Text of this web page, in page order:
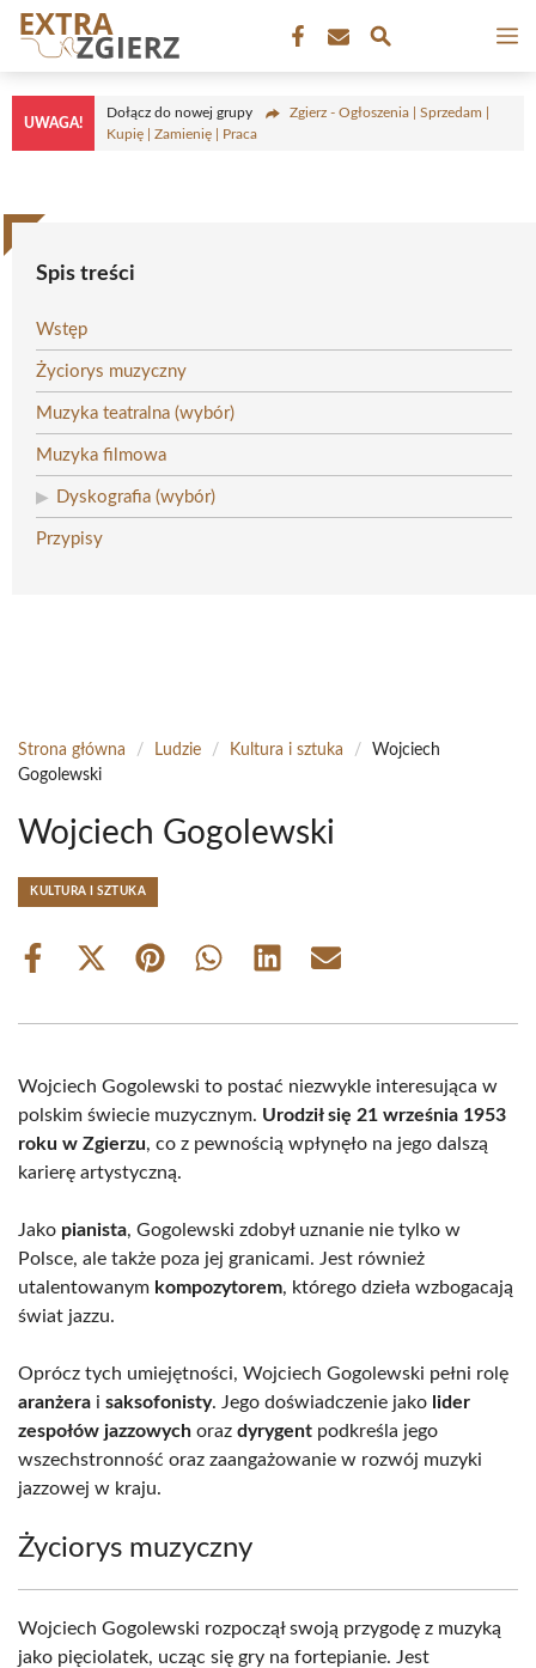
Przejdź
treści
UWAGA!
Dołącz do nowej grupy
Zgierz - Ogłoszenia | Sprzedam |
Kupię | Zamienię | Praca
Spis treści
Wstęp
Życiorys muzyczny
Muzyka teatralna (wybór)
Muzyka filmowa
Dyskografia (wybór)
Przypisy
Strona główna / Ludzie / Kultura i sztuka /
Wojciech
Gogolewski
Wojciech Gogolewski
KULTURA I SZTUKA
Share
Share
(Twitter)
Share Share Share Share
Wojciech Gogolewski to postać niezwykle interesująca w
polskim świecie muzycznym. Urodził się 21 września 1953
roku w Zgierzu, co z pewnością wpłynęło na jego dalszą
karierę artystyczną.
Jako pianista, Gogolewski zdobył uznanie nie tylko w
Polsce, ale także poza jej granicami. Jest również
utalentowanym kompozytorem, którego dzieła wzbogacają
świat jazzu.
Oprócz tych umiejętności, Wojciech Gogolewski pełni rolę
aranżera i saksofonisty. Jego doświadczenie jako lider
zespołów jazzowych oraz dyrygent podkreśla jego
wszechstronność oraz zaangażowanie w rozwój muzyki
jazzowej w kraju.
Życiorys muzyczny
Wojciech Gogolewski rozpoczął swoją przygodę z muzyką
jako pięciolatek, ucząc się gry na fortepianie. Jest